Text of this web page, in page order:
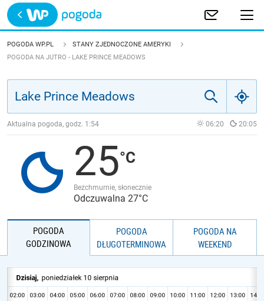
Trwa ładowanie
POLSKA
JAKOŚĆ POWIETRZA
POGODA WP.PL
STANY ZJEDNOCZONE AMERYKI
POGODA NA JUTRO - LAKE PRINCE MEADOWS
Aktualna pogoda, godz. 1:54 06:20 20:05
25
Bezchmurnie, słonecznie
Odczuwalna 27°C
POGODA
GODZINOWA
POGODA
DŁUGOTERMINOWA
POGODA NA
WEEKEND